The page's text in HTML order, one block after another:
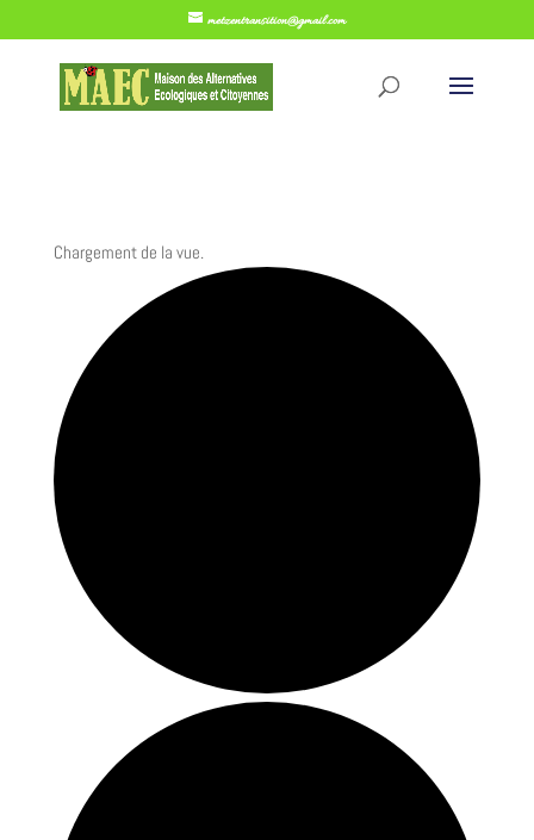
metzentransition@gmail.com
Chargement de la vue.